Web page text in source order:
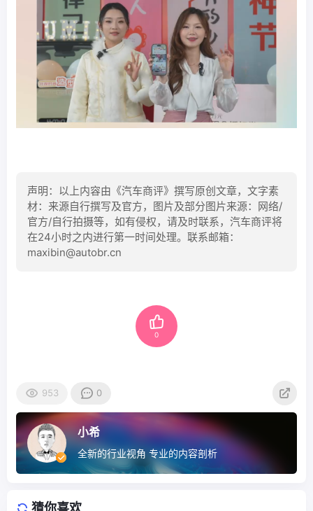
声明：以上内容由《汽车商评》撰写原创文章，文字素
材：来源自行撰写及官方，图片及部分图片来源：网络/
官方/自行拍摄等，如有侵权，请及时联系，汽车商评将
在24小时之内进行第一时间处理。联系邮箱：
maxibin@autobr.cn
0
953 0
小希
全新的行业视角 专业的内容剖析
猜你喜欢